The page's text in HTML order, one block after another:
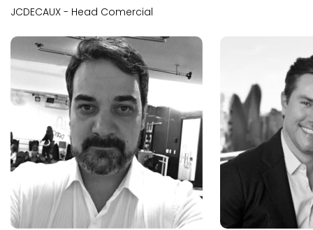
JCDECAUX - Head Comercial